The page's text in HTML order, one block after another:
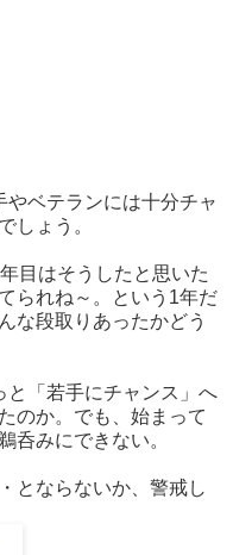
ベテランには十分チャ
しょう。
目はそうしたと思いた
られね～。という1年だ
な段取りあったかどう
と「若手にチャンス」へ
のか。でも、始まって
呑みにできない。
とならないか、警戒し